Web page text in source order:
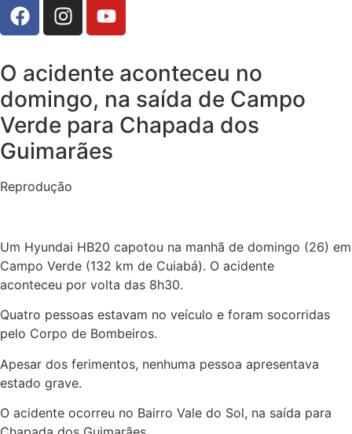
O acidente aconteceu no
domingo, na saída de Campo
Verde para Chapada dos
Guimarães
Reprodução
Um Hyundai HB20 capotou na manhã de domingo (26) em
Campo Verde (132 km de Cuiabá). O acidente
aconteceu por volta das 8h30.
Quatro pessoas estavam no veículo e foram socorridas
pelo Corpo de Bombeiros.
Apesar dos ferimentos, nenhuma pessoa apresentava
estado grave.
O acidente ocorreu no Bairro Vale do Sol, na saída para